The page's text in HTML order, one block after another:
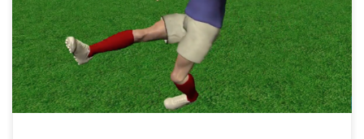
risques de blessures font partie du jeu. L’entorse à la cheville en fait
partie.